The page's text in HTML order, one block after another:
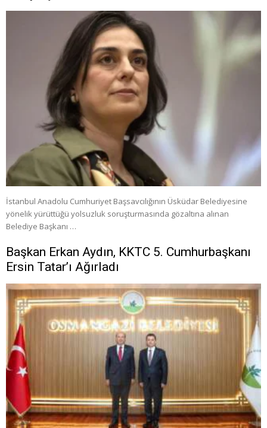
İstanbul Anadolu Cumhuriyet Başsavcılığının Üsküdar Belediyesine
yönelik yürüttüğü yolsuzluk soruşturmasında gözaltına alınan
Belediye Başkanı …
Başkan Erkan Aydın, KKTC 5. Cumhurbaşkanı
Ersin Tatar’ı Ağırladı